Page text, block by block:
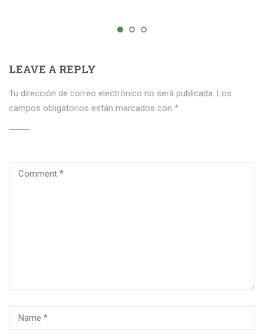
LEAVE A REPLY
Tu dirección de correo electrónico no será publicada. Los
campos obligatorios están marcados con *